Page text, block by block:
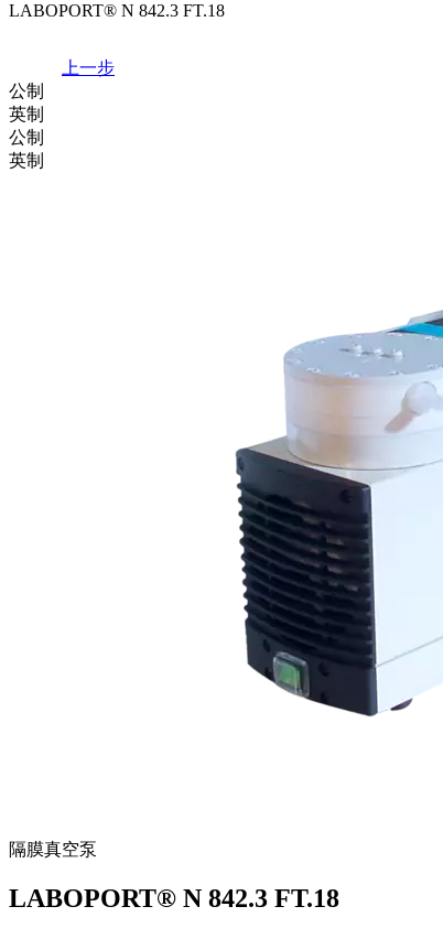
LABOPORT® N 842.3 FT.18
上一步
公制
英制
公制
英制
隔膜真空泵
LABOPORT® N 842.3 FT.18